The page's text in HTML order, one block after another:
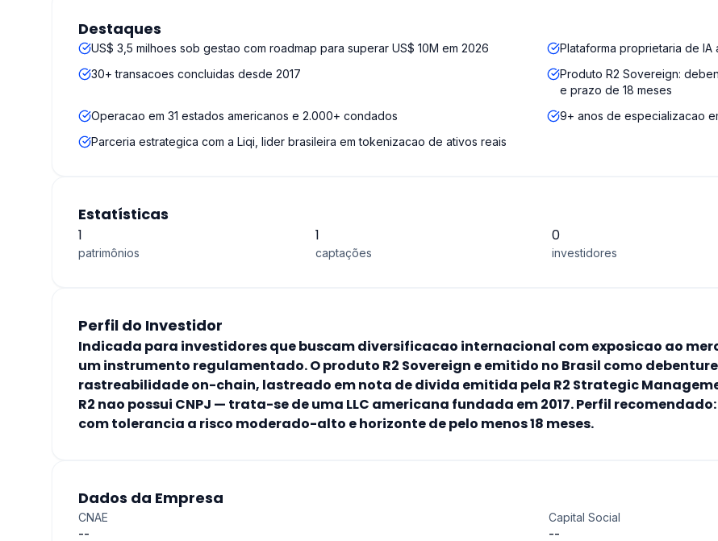
Destaques
US$ 3,5 milhoes sob gestao com roadmap para superar US$ 10M em 2026
Plataforma proprietaria de IA
30+ transacoes concluidas desde 2017
Produto R2 Sovereign:
e prazo de 18 meses
Operacao em 31 estados americanos e 2.000+ condados
9+ anos de especializacao
Parceria estrategica com a Liqi, lider brasileira em tokenizacao de ativos reais
Estatísticas
1
patrimônios
1
captações
0
investidores
Perfil do Investidor
Indicada para investidores que buscam diversificacao internacional com exposicao ao
um instrumento regulamentado. O produto R2 Sovereign e emitido no Brasil como
rastreabilidade on-chain, lastreado em nota de divida emitida pela R2 Strategic
R2 nao possui CNPJ — trata-se de uma LLC americana fundada em 2017. Perfil
com tolerancia a risco moderado-alto e horizonte de pelo menos 18 meses.
Dados da Empresa
CNAE
--
Capital Social
--